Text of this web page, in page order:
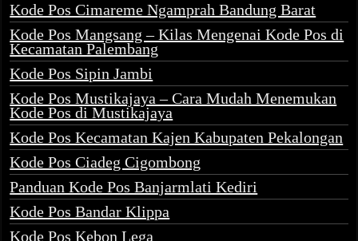
Kode Pos Cimareme Ngamprah Bandung Barat
Kode Pos Mangsang – Kilas Mengenai Kode Pos di
Kecamatan Palembang
Kode Pos Sipin Jambi
Kode Pos Mustikajaya – Cara Mudah Menemukan
Kode Pos di Mustikajaya
Kode Pos Kecamatan Kajen Kabupaten Pekalongan
Kode Pos Ciadeg Cigombong
Panduan Kode Pos Banjarmlati Kediri
Kode Pos Bandar Klippa
Kode Pos Kebon Lega